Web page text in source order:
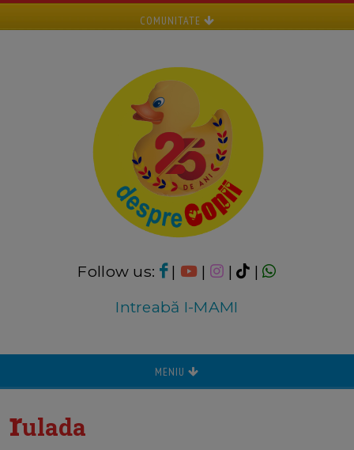
COMUNITATE
Follow us: | | |
|
Intreabă I-MAMI
MENIU
rulada